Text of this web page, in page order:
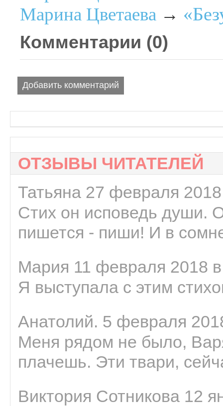
Марина Цветаева →
Комментарии (0)
Добавить комментарий
ОТЗЫВЫ ЧИТАТЕЛЕЙ
Татьяна 27 февраля
Стих он исповедь души.
пишется - пиши! И в
Мария 11 февраля 2018
Я выступала с этим
Анатолий. 5 февраля
Меня рядом не было,
плачешь. Эти твари,
Виктория Сотникова 12